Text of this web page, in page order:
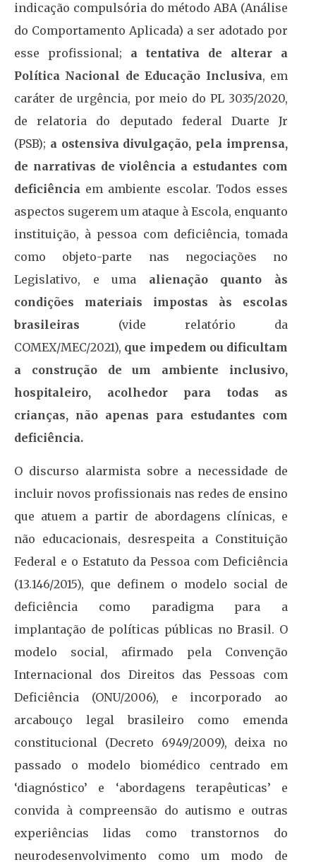
indicação compulsória do método ABA (Análise
do Comportamento Aplicada) a ser adotado por
esse profissional; a tentativa de alterar a
Política Nacional de Educação Inclusiva, em
caráter de urgência, por meio do PL 3035/2020,
de relatoria do deputado federal Duarte Jr
(PSB); a ostensiva divulgação, pela imprensa,
de narrativas de violência a estudantes com
deficiência em ambiente escolar. Todos esses
aspectos sugerem um ataque à Escola, enquanto
instituição, à pessoa com deficiência, tomada
como objeto-parte nas negociações no
Legislativo, e uma alienação quanto às
condições materiais impostas às escolas
brasileiras (vide relatório da
COMEX/MEC/2021), que impedem ou dificultam
a construção de um ambiente inclusivo,
hospitaleiro, acolhedor para todas as
crianças, não apenas para estudantes com
deficiência.
O discurso alarmista sobre a necessidade de
incluir novos profissionais nas redes de ensino
que atuem a partir de abordagens clínicas, e
não educacionais, desrespeita a Constituição
Federal e o Estatuto da Pessoa com Deficiência
(13.146/2015), que definem o modelo social de
deficiência como paradigma para a
implantação de políticas públicas no Brasil. O
modelo social, afirmado pela Convenção
Internacional dos Direitos das Pessoas com
Deficiência (ONU/2006), e incorporado ao
arcabouço legal brasileiro como emenda
constitucional (Decreto 6949/2009), deixa no
passado o modelo biomédico centrado em
‘diagnóstico’ e ‘abordagens terapêuticas’ e
convida à compreensão do autismo e outras
experiências lidas como transtornos do
neurodesenvolvimento como um modo de